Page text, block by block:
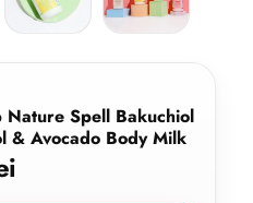
Nature Spell Bakuchiol
& Avocado Body Milk